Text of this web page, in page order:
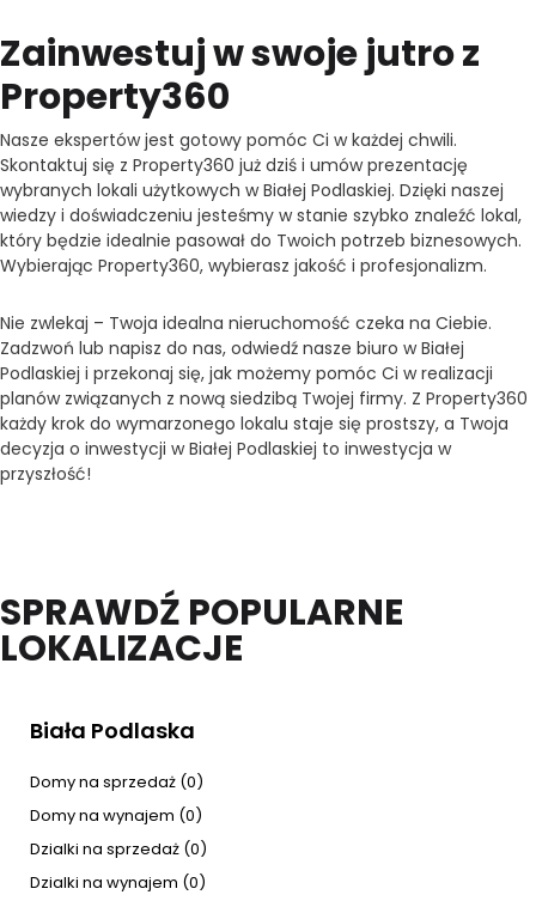
Zainwestuj w swoje jutro z
Property360
Nasze ekspertów jest gotowy pomóc Ci w każdej chwili.
Skontaktuj się z Property360 już dziś i umów prezentację
wybranych lokali użytkowych w Białej Podlaskiej. Dzięki naszej
wiedzy i doświadczeniu jesteśmy w stanie szybko znaleźć lokal,
który będzie idealnie pasował do Twoich potrzeb biznesowych.
Wybierając Property360, wybierasz jakość i profesjonalizm.
Nie zwlekaj – Twoja idealna nieruchomość czeka na Ciebie.
Zadzwoń lub napisz do nas, odwiedź nasze biuro w Białej
Podlaskiej i przekonaj się, jak możemy pomóc Ci w realizacji
planów związanych z nową siedzibą Twojej firmy. Z Property360
każdy krok do wymarzonego lokalu staje się prostszy, a Twoja
decyzja o inwestycji w Białej Podlaskiej to inwestycja w
przyszłość!
SPRAWDŹ POPULARNE
LOKALIZACJE
Biała Podlaska
Domy na sprzedaż (0)
Domy na wynajem (0)
Dzialki na sprzedaż (0)
Dzialki na wynajem (0)